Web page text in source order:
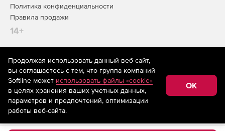
Политика конфиденциальности
Правила продажи
14+
На информационном ресурсе store.softline.ru применяются
рекомендательные технологии(информационные технологии
предоставления информации на основе сбора,
систематизации и анализа сведений, относящихся к
предпочтениям пользователей сети «Интернет»,
находящихся на территории Российской Федерации)
Продолжая использовать данный веб-сайт,
вы соглашаетесь с тем, что группа компаний
Softline может использовать файлы «cookie»
в целях хранения ваших учетных данных,
параметров и предпочтений, оптимизации
работы веб-сайта.
OK